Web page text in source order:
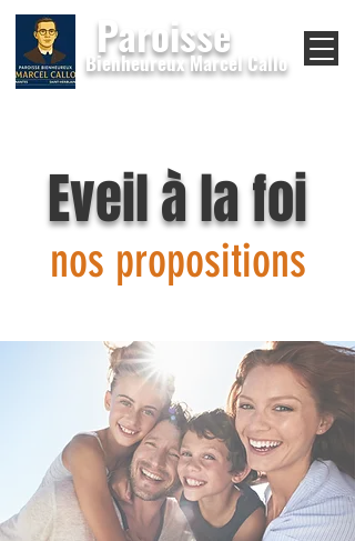
Paroisse
Bienheureux Marcel Callo
Eveil à la foi
nos propositions